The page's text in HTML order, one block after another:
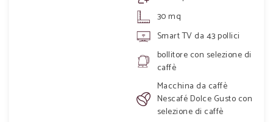
30 mq
Smart TV da 43 pollici
bollitore con selezione di
caffè
Macchina da caffè
Nescafé Dolce Gusto con
selezione di caffè